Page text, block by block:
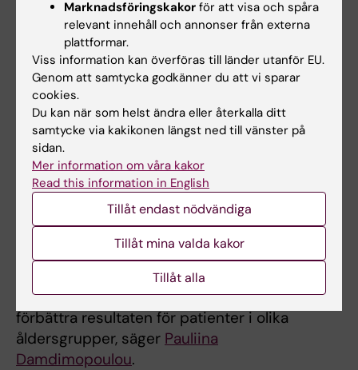
folliklar från behandlade barn uppvisade ökad
inflammation. Det är ännu inte känt hur
inflammation i folliklar kan påverka kvaliteten
på oocyterna.
– Frysbevaring av
äggstocksvävnad är en
etablerad metod för att
bevara fertiliteten hos
vuxna och används till och
med innan puberteten,
trots att effekten inte är
bevisad. Våra resultat
kommer att bidra till att
förfina dessa tekniker och
förbättra resultaten för patienter i olika
åldersgrupper, säger Pauliina
Damdimopoulou.
Marknadsföringskakor för att visa och spåra
relevant innehåll och annonser från externa
plattformar.
Viss information kan överföras till länder utanför EU.
Genom att samtycka godkänner du att vi sparar
cookies.
Du kan när som helst ändra eller återkalla ditt
samtycke via kakikonen längst ned till vänster på
sidan.
Mer information om våra kakor
Read this information in English
Tillåt endast nödvändiga
Tillåt mina valda kakor
Tillåt alla